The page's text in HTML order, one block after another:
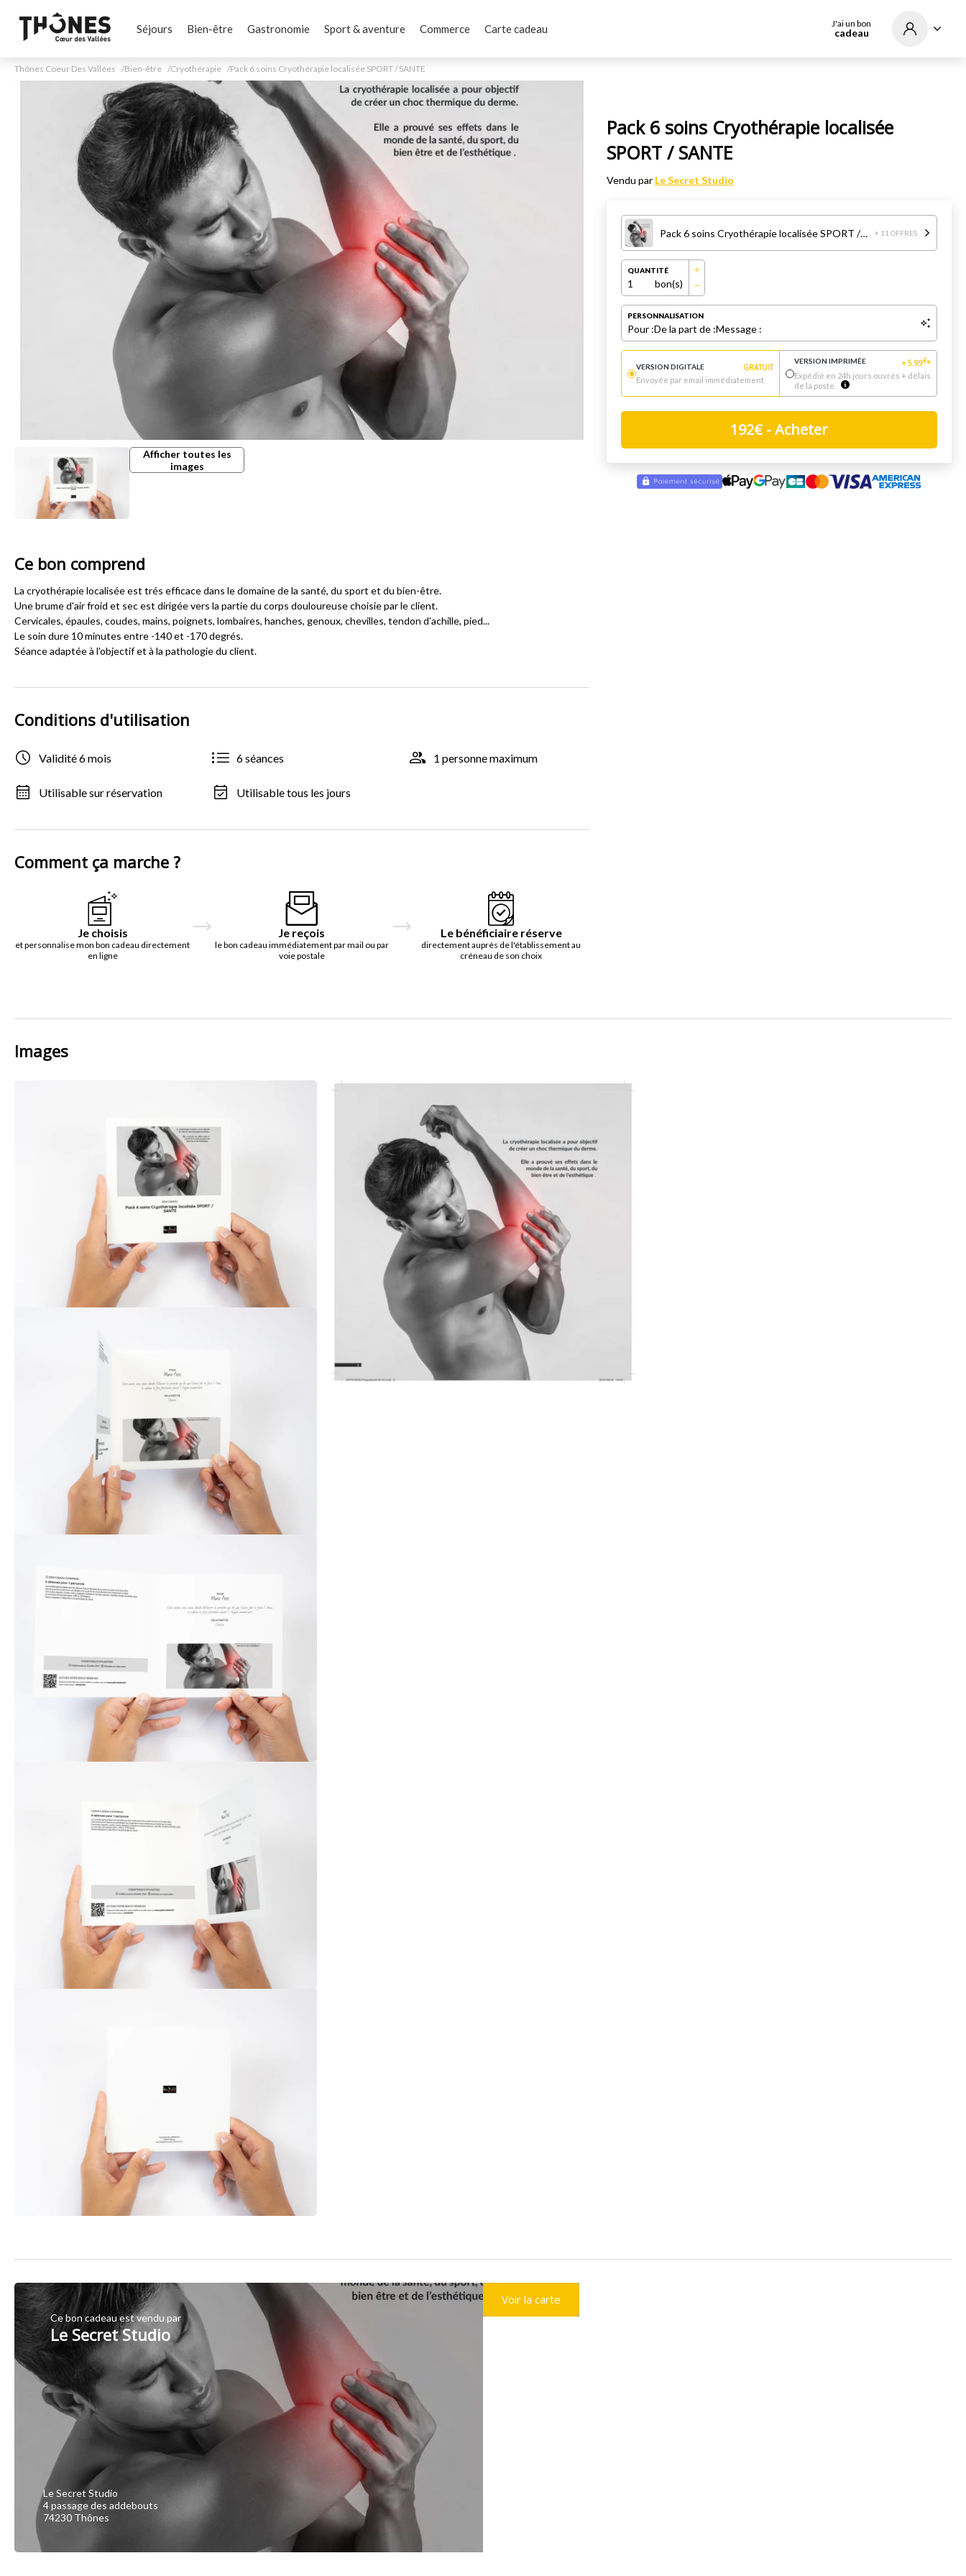
Séjours Bien-être Gastronomie Sport & aventure Commerce Carte cadeau J'ai un bon
cadeau
Thônes Coeur Des Vallées Bien-être Cryothérapie Pack 6 soins Cryothérapie localisée SPORT / SANTE
Afficher toutes les
images
Pack 6 soins Cryothérapie localisée
SPORT / SANTE
Vendu par Le Secret Studio
Pack 6 soins Cryothérapie localisée SPORT / SANTE + 11 OFFRES
QUANTITÉ
1 bon(s)
PERSONNALISATION
Pour :De la part de :Message :
VERSION DIGITALE GRATUIT
Envoyée par email immédiatement
VERSION IMPRIMÉE +5.99€*
Expédié en 24h jours ouvrés + délais
de la poste.
192€- Acheter
Ce bon comprend
La cryothérapie localisée est trés efficace dans le domaine de la santé, du sport et du bien-être.
Une brume d'air froid et sec est dirigée vers la partie du corps douloureuse choisie par le client.
Cervicales, épaules, coudes, mains, poignets, lombaires, hanches, genoux, chevilles, tendon d'achille, pied...
Le soin dure 10 minutes entre -140 et -170 degrés.
Séance adaptée à l'objectif et à la pathologie du client.
Conditions d'utilisation
Validité 6 mois 6 séances 1 personne maximum
Utilisable sur réservation Utilisable tous les jours
Comment ça marche ?
Je choisis
et personnalise mon bon cadeau directement
en ligne
Je reçois
le bon cadeau immédiatement par mail ou par
voie postale
Le bénéficiaire réserve
directement auprès de l'établissement au
créneau de son choix
Images
Ce bon cadeau est vendu par
Le Secret Studio
Le Secret Studio
4 passage des addebouts
74230 Thônes
Voir la carte